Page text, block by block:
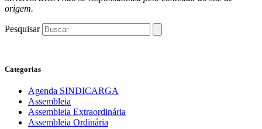
origem.
Pesquisar
Categorias
Agenda SINDICARGA
Assembleia
Assembleia Extraordinária
Assembleia Ordinária